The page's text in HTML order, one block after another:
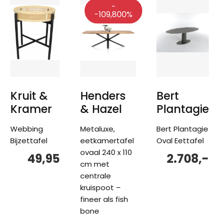
Kruit &
Kramer
Webbing
Bijzettafel
49,95
-
-109,800%
Henders
& Hazel
Metaluxe,
eetkamertafel
ovaal 240 x 110
cm met
centrale
kruispoot –
fineer als fish
bone
Bert
Plantagie
Bert Plantagie
Oval Eettafel
2.708,-